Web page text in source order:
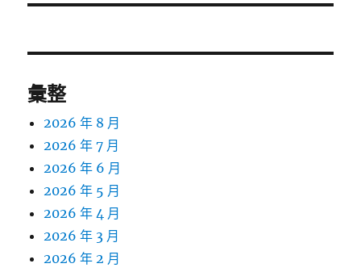
文
彙整
2026 年 8 月
2026 年 7 月
2026 年 6 月
2026 年 5 月
2026 年 4 月
2026 年 3 月
2026 年 2 月